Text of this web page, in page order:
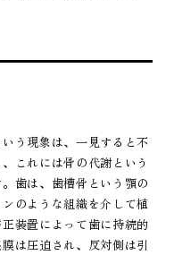
う現象は、一見すると不
これには骨の代謝という
歯は、歯槽骨という顎の
のような組織を介して植
装置によって歯に持続的
は圧迫され、反対側は引